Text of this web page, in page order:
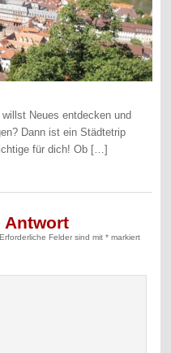
Neues entdecken und
Dann ist ein Städtetrip
für dich! Ob […]
Antwort
Erforderliche Felder sind mit* markiert